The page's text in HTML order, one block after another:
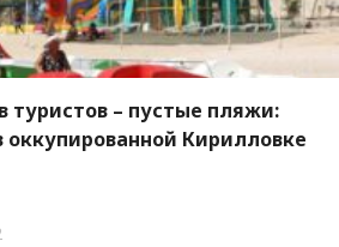
туристов – пустые пляжи:
оккупированной Кирилловке